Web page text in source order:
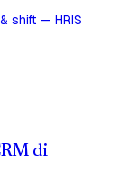
shift — HRIS
di